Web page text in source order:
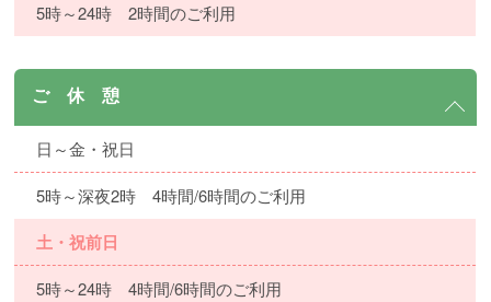
5時～24時 2時間のご利用
ご 休 憩
日～金・祝日
5時～深夜2時 4時間/6時間のご利用
土・祝前日
5時～24時 4時間/6時間のご利用